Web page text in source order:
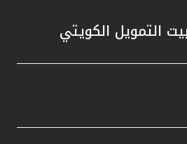
التمويل الكويتي